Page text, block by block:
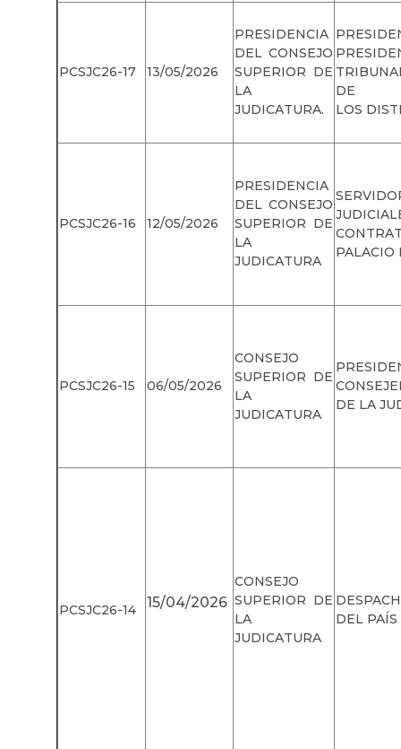
PCSJC26-17 13/05/2026
PRESIDENCIA
DEL CONSEJO
SUPERIOR DE
LA
JUDICATURA.
DE
LOS
PCSJC26-16 12/05/2026
PRESIDENCIA
DEL CONSEJO
SUPERIOR DE
LA
JUDICATURA
PALACIO
PCSJC26-15 06/05/2026
CONSEJO
SUPERIOR DE
LA
JUDICATURA
DE LA
PCSJC26-14 15/04/2026
CONSEJO
SUPERIOR DE
LA
JUDICATURA
DEL PAÍS